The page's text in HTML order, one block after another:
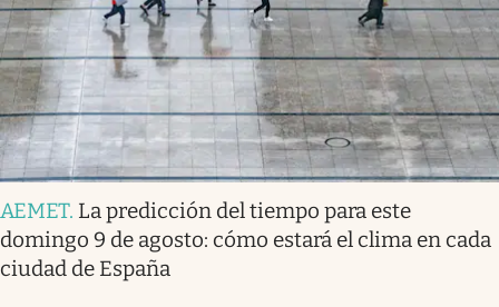
AEMET. La predicción del tiempo para este
domingo 9 de agosto: cómo estará el clima en cada
ciudad de España